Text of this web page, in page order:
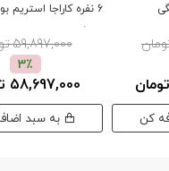
6 نفره کاراجا استریم
موناکو
59,897,000 تومان
3٪
58,697,000 تومان